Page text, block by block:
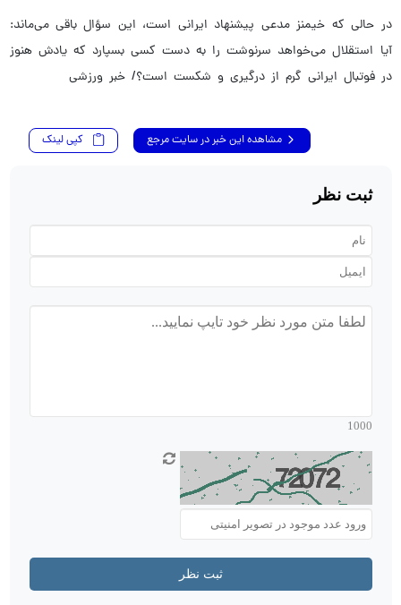
در حالی که خیمنز مدعی پیشنهاد ایرانی است، این سؤال باقی می‌ماند:
آیا استقلال می‌خواهد سرنوشت را به دست کسی بسپارد که یادش هنوز
در فوتبال ایرانی گرم از درگیری و شکست است؟/ خبر ورزشی
مشاهده این خبر در سایت مرجع کپی لینک